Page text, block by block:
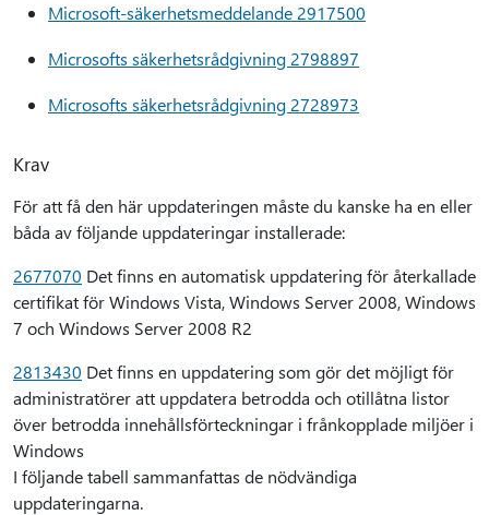
Microsoft-säkerhetsmeddelande 2917500
Microsofts säkerhetsrådgivning 2798897
Microsofts säkerhetsrådgivning 2728973
Krav
För att få den här uppdateringen måste du kanske ha en eller
båda av följande uppdateringar installerade:
2677070 Det finns en automatisk uppdatering för återkallade
certifikat för Windows Vista, Windows Server 2008, Windows
7 och Windows Server 2008 R2
2813430 Det finns en uppdatering som gör det möjligt för
administratörer att uppdatera betrodda och otillåtna listor
över betrodda innehållsförteckningar i frånkopplade miljöer i
Windows
I följande tabell sammanfattas de nödvändiga
uppdateringarna.